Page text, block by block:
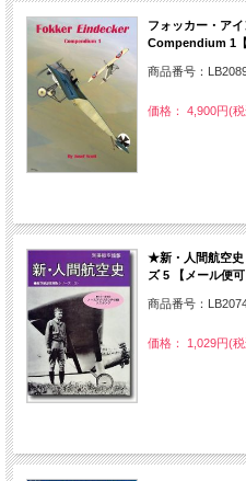
フォッカー・ア
Compendium 1【
商品番号：
価格： 4,900円(
★新・人間航空
ズ 5 【メール便可
商品番号：
価格： 1,029円(